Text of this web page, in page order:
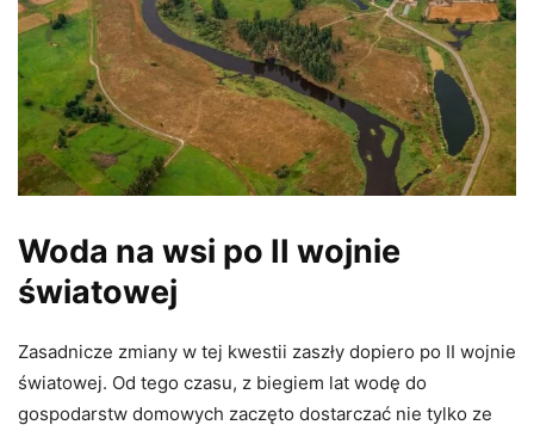
Woda na wsi po II wojnie
światowej
Zasadnicze zmiany w tej kwestii zaszły dopiero po II wojnie
światowej. Od tego czasu, z biegiem lat wodę do
gospodarstw domowych zaczęto dostarczać nie tylko ze